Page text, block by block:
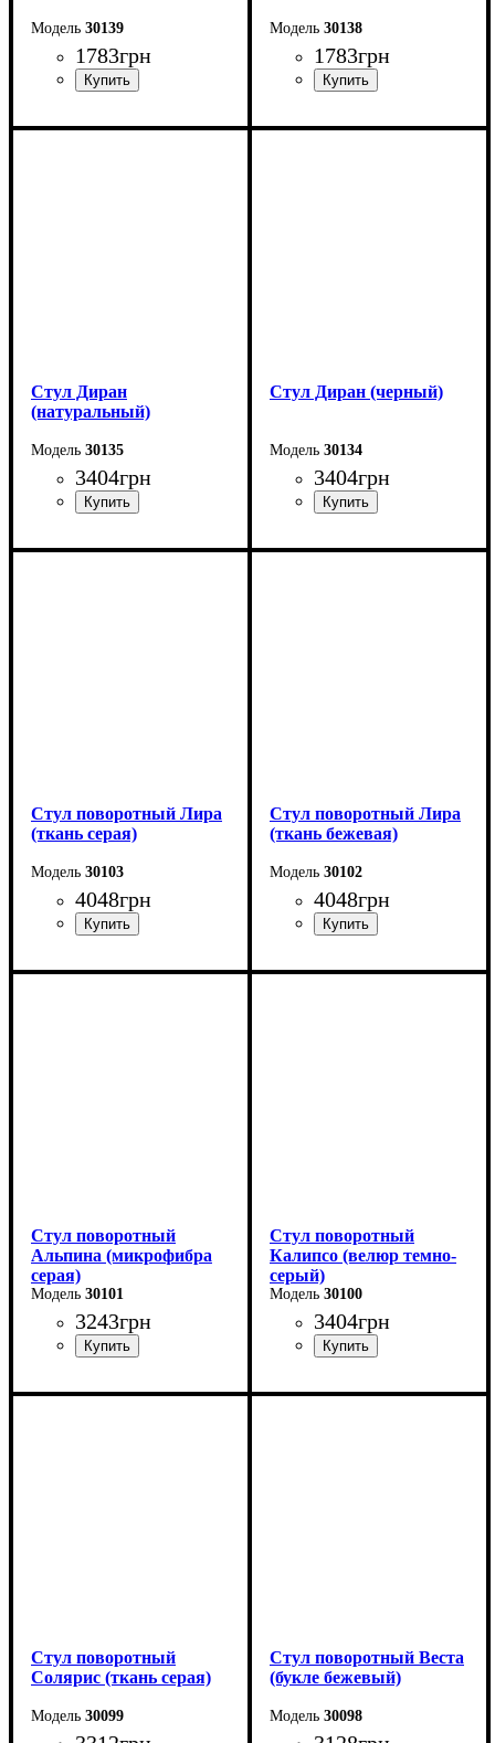
30139
1783грн
Ширина: 51 см
30138
1783грн
Ширина: 51 см
Стул Диран
(натуральный)
30135
3404грн
Ширина: 46 см
Стул Диран (черный)
30134
3404грн
Ширина: 46 см
Стул поворотный Лира
(ткань серая)
30103
4048грн
Стул поворотный Лира
(ткань бежевая)
30102
4048грн
Стул поворотный
Альпина (микрофибра
серая)
30101
3243грн
Стул поворотный
Калипсо (велюр темно-
серый)
30100
3404грн
Стул поворотный
Солярис (ткань серая)
30099
Стул поворотный Веста
(букле бежевый)
30098